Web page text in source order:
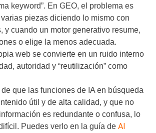
keyword”. En GEO, el problema es
piezas diciendo lo mismo con
y cuando un motor generativo resume,
o elige la menos adecuada.
web se convierte en un ruido interno
autoridad y “reutilización” como
que las funciones de IA en búsqueda
útil y de alta calidad, y que no
es redundante o confusa, lo
Puedes verlo en la guía de AI